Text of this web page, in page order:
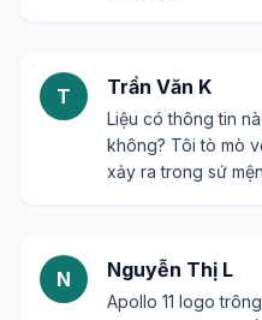
T Trần Văn K
Liệu có thông tin
không? Tôi tò mò
xảy ra trong sứ
N Nguyễn Thị L
Apollo 11 logo